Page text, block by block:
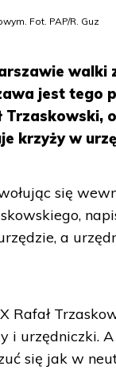
Fot. PAP/R. Guz
jest tego
krzyży w
się
a
Rafał
i urzędniczki.
się jak w